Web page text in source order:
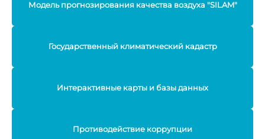
Модель прогнозирования качества воздуха "SILAM"
Государственный климатический кадастр
Интерактивные карты и базы данных
Противодействие коррупции